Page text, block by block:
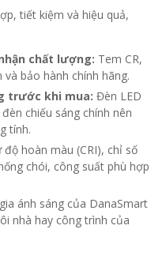
tiết kiệm và hiệu quả,
chất lượng: Tem CR,
bảo hành chính hãng.
trước khi mua: Đèn LED
chiếu sáng chính nên
tính.
độ hoàn màu (CRI), chỉ số
chói, công suất phù hợp
ánh sáng của DanaSmart
nhà hay công trình của